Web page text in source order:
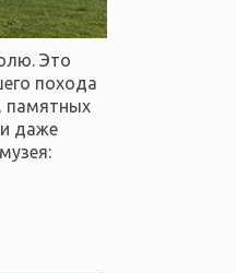
Это
похода
памятных
даже